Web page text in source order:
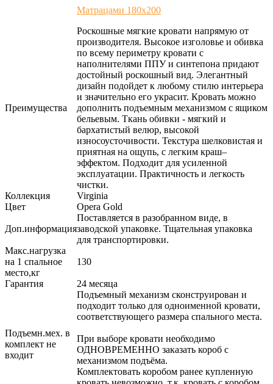
Матрацами 180х200
Преимущества
Роскошные мягкие кровати напрямую от
производителя. Высокое изголовье и обивка
по всему периметру кровати с
наполнителями ППУ и синтепона придают
достойный роскошный вид. Элегантный
дизайн подойдет к любому стилю интерьера
и значительно его украсит. Кровать можно
дополнить подъемным механизмом с ящиком
бельевым. Ткань обивки - мягкий и
бархатистый велюр, высокой
износоусточивости. Текстура шелковистая и
приятная на ощупь, с легким краш–
эффектом. Подходит для усиленной
эксплуатации. Практичность и легкость
чистки.
Коллекция
Virginia
Цвет
Opera Gold
Доп.информация
Поставляется в разобранном виде, в
заводской упаковке. Тщательная упаковка
для транспортировки.
Макс.нагрузка
на 1 спальное
место,кг
130
Гарантия 24 месяца
Подъемн.мех. в
комплект не
входит
Подъемный механизм сконструирован и
подходит только для одноименной кровати,
соответствующего размера спального места.
При выборе кровати необходимо
ОДНОВРЕМЕННО заказать короб с
механизмом подъёма.
Комплектовать коробом ранее купленную